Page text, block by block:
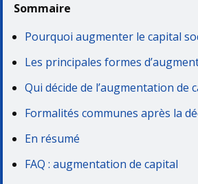
Sommaire
Pourquoi augmenter le capital
Les principales formes
Qui décide de l’augmentation de
Formalités communes après la
En résumé
FAQ : augmentation de capital